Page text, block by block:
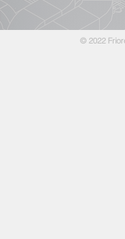
© 2022